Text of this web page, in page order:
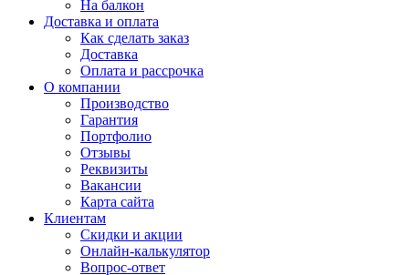
На балкон
Доставка и оплата
Как сделать заказ
Доставка
Оплата и рассрочка
О компании
Производство
Гарантия
Портфолио
Отзывы
Реквизиты
Вакансии
Карта сайта
Клиентам
Скидки и акции
Онлайн-калькулятор
Вопрос-ответ